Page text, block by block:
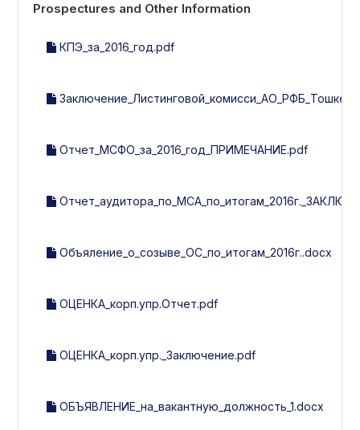
Prospectures and Other Information
КПЭ_за_2016_год.pdf
Отчет_МСФО_за_2016_год_ПРИМЕЧАНИЕ.pdf
Объяление_о_созыве_ОС_по_итогам_2016г..docx
ОЦЕНКА_корп.упр.Отчет.pdf
ОЦЕНКА_корп.упр._Заключение.pdf
ОБЪЯВЛЕНИЕ_на_вакантную_должность_1.docx